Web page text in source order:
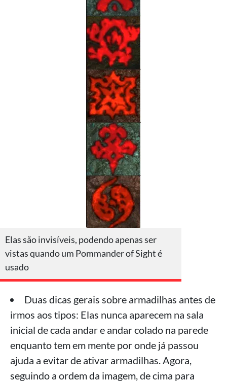
Elas são invisíveis, podendo apenas ser
vistas quando um Pommander of Sight é
usado
Duas dicas gerais sobre armadilhas antes de
irmos aos tipos: Elas nunca aparecem na sala
inicial de cada andar e andar colado na parede
enquanto tem em mente por onde já passou
ajuda a evitar de ativar armadilhas. Agora,
seguindo a ordem da imagem, de cima para